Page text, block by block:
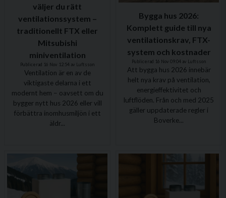
väljer du rätt
ventilationssystem –
traditionellt FTX eller
Mitsubishi
miniventilation
Publicerad 16 Nov 12:54 av Luftsson
Ventilation är en av de
viktigaste delarna i ett
modernt hem – oavsett om du
bygger nytt hus 2026 eller vill
förbättra inomhusmiljön i ett
äldr...
Bygga hus 2026:
Komplett guide till nya
ventilationskrav, FTX-
system och kostnader
Publicerad 16 Nov 09:04 av Luftsson
Att bygga hus 2026 innebär
helt nya krav på ventilation,
energieffektivitet och
luftflöden. Från och med 2025
gäller uppdaterade regler i
Boverke...